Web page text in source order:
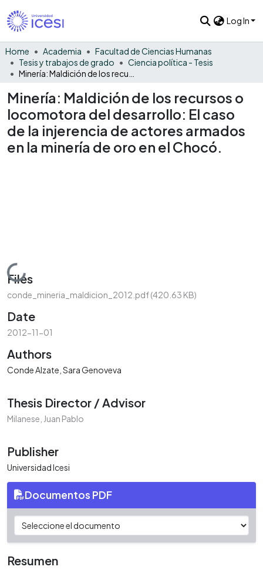
Log In
Home Academia
Facultad de Ciencias Humanas
Tesis y trabajos de grado
Ciencia política - Tesis
Minería: Maldición de los recursos o
locomotora del desarrollo: El caso
de la injerencia de actores armados
en la minería de oro en el Chocó.
Loading...
Files
conde_mineria_maldicion_2012.pdf(420.63 KB)
Date
2012-11-01
Authors
Conde Alzate, Sara Genoveva
Thesis Director / Advisor
Milanese, Juan Pablo
Publisher
Universidad Icesi
Documentos PDF
Resumen